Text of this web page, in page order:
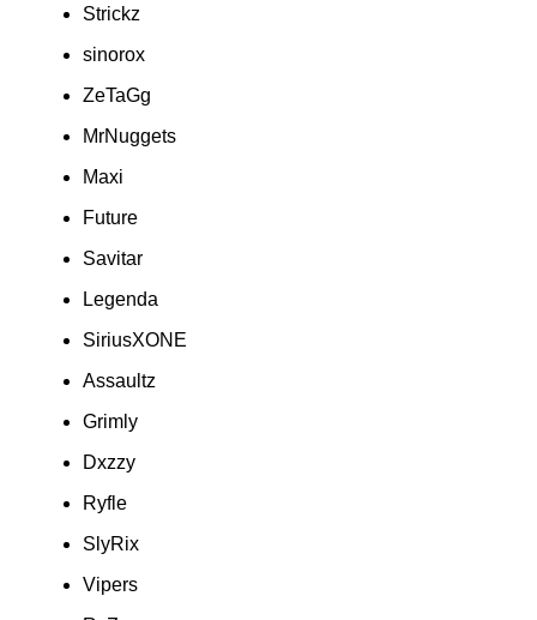
Strickz
sinorox
ZeTaGg
MrNuggets
Maxi
Future
Savitar
Legenda
SiriusXONE
Assaultz
Grimly
Dxzzy
Ryfle
SlyRix
Vipers